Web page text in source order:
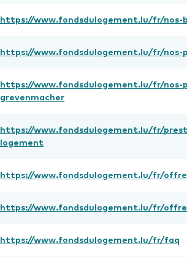
https://www.fondsdulogement.lu/fr/nos-
https://www.fondsdulogement.lu/fr/nos-
https://www.fondsdulogement.lu/fr/
grevenmacher
https://www.fondsdulogement.lu/fr/
logement
https://www.fondsdulogement.lu/fr/
https://www.fondsdulogement.lu/fr/
https://www.fondsdulogement.lu/fr/faq